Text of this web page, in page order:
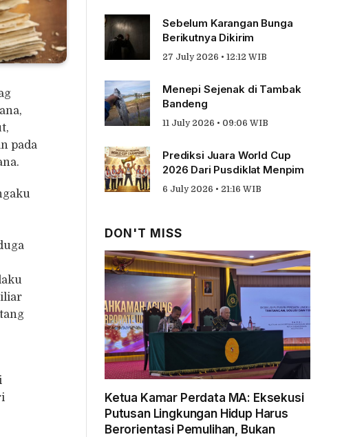
pada
Sebelum Karangan Bunga
Berikutnya Dikirim
27 July 2026 • 12:12 WIB
Menepi Sejenak di Tambak
Bandeng
11 July 2026 • 09:06 WIB
Prediksi Juara World Cup
2026 Dari Pusdiklat Menpim
6 July 2026 • 21:16 WIB
DON'T MISS
Ketua Kamar Perdata MA: Eksekusi
Putusan Lingkungan Hidup Harus
Berorientasi Pemulihan, Bukan